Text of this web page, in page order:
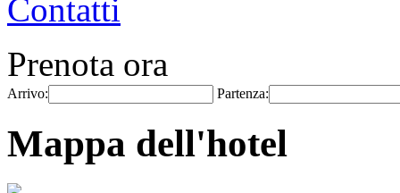
Contatti
Prenota ora
Arrivo: Partenza:
Mappa dell'hotel